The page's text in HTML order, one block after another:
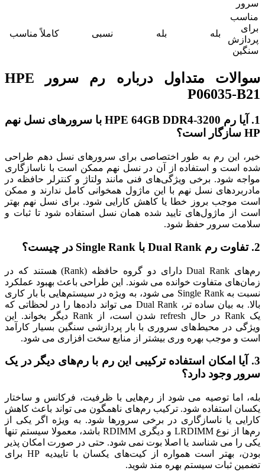
سرور
مناسب
برای
پردازش
سنگین
بله بله نسبی کاملاً مناسب
سوالات متداول درباره رم سرور HPE
P06035-B21
1. آیا رم HPE 64GB DDR4-3200 با سرورهای نسل نهم
HP سازگار است؟
خیر، این رم به طور اختصاصی برای سرورهای نسل دهم طراحی
شده است و استفاده از آن در نسل نهم ممکن است با ناسازگاری
مواجه شود. برخی ویژگی‌های فنی مانند ولتاژ و کنترلر حافظه در
مادربردهای نسل نهم با این ماژول همخوانی کامل ندارند و ممکن
است موجب بروز خطا یا کاهش کارایی شود. برای نسل نهم بهتر
است از ماژول‌های تایید شده همان نسل استفاده شود تا ثبات و
سلامت سرور حفظ شود.
2. تفاوت رم Dual Rank با Single Rank در چیست؟
رم‌های Dual Rank دارای دو گروه حافظه (Rank) هستند که در
زمان‌های متفاوت خوانده می شوند. این طراحی باعث بهبود عملکرد
نسبت به Single Rank می شود، به ویژه در سیستم‌هایی با بار کاری
بالا. به بیان ساده تر، Dual Rank می تواند داده‌ها را در لحظاتی که
یک Rank در حال refresh شدن است، از Rank دیگر بخواند. این
ویژگی در محیط‌های سروری با بار پردازشی سنگین بسیار کارآمد
است و موجب بهره وری بیشتر از منابع سخت افزاری می شود.
3. آیا امکان استفاده ترکیبی این رم با رم‌های دیگر در یک
سرور وجود دارد؟
بله، اما توصیه می شود از رم‌هایی با ظرفیت، فرکانس و ساختار
یکسان استفاده شود. ترکیب رم‌های ناهمگون می تواند باعث کاهش
کارایی یا ناسازگاری در برخی سرورها شود. به ویژه اگر یکی از
رم‌ها از نوع LRDIMM و دیگری RDIMM باشد، معمولا سیستم تنها
یکی را می شناسد یا اصلا بوت نمی شود. حتی در صورت امکان پذیر
بودن، بهتر است همواره از کیت‌های یکسان با تاییدیه HP برای
تضمین ثبات سیستم بهره مند شوید.